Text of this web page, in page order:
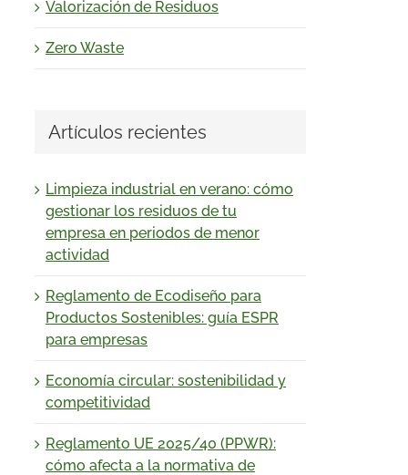
Valorización de Residuos
Zero Waste
Artículos recientes
Limpieza industrial en verano: cómo
gestionar los residuos de tu
empresa en periodos de menor
actividad
Reglamento de Ecodiseño para
Productos Sostenibles: guía ESPR
para empresas
Economía circular: sostenibilidad y
competitividad
Reglamento UE 2025/40 (PPWR):
cómo afecta a la normativa de